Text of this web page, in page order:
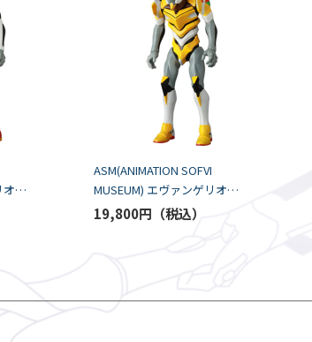
オン
）
ASM(ANIMATION SOFVI
MUSEUM) エヴァンゲリオン
零号機（改）（メディコ
ム・トイ） [お届け予定：
19,800円